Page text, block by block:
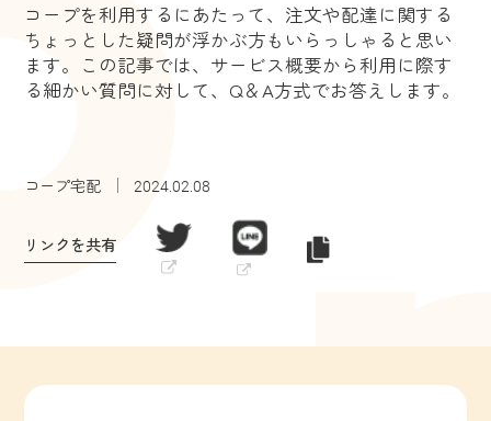
コープを利用するにあたって、注文や配達に関する
ちょっとした疑問が浮かぶ方もいらっしゃると思い
ます。この記事では、サービス概要から利用に際す
る細かい質問に対して、Q＆A方式でお答えします。
コープ宅配 2024.02.08
リンクを共有